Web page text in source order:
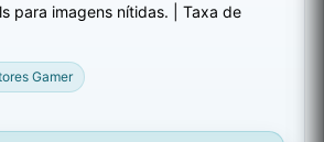
para imagens nítidas. | Taxa de
Gamer